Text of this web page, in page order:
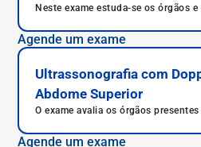
Neste exame estuda-se os órgãos
Agende um exame
Ultrassonografia com
Abdome Superior
O exame avalia os órgãos
Agende um exame